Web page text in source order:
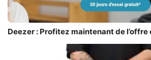
Deezer : Profitez maintenant de